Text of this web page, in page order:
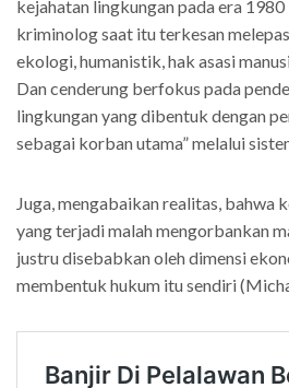
kejahatan lingkungan pada era 1980
kriminolog saat itu terkesan
ekologi, humanistik, hak asasi
Dan cenderung berfokus pada
lingkungan yang dibentuk dengan
sebagai korban utama” melalui
Juga, mengabaikan realitas, bahwa
yang terjadi malah mengorbankan
justru disebabkan oleh dimensi
membentuk hukum itu sendiri